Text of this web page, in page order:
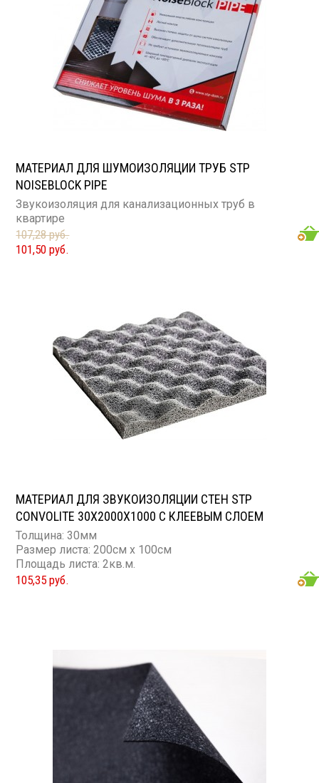
МАТЕРИАЛ ДЛЯ ШУМОИЗОЛЯЦИИ ТРУБ STP
NOISEBLOCK PIPE
Звукоизоляция для канализационных труб в
квартире
107,28 руб.
101,50 руб.
МАТЕРИАЛ ДЛЯ ЗВУКОИЗОЛЯЦИИ СТЕН STP
CONVOLITE 30X2000X1000 С КЛЕЕВЫМ СЛОЕМ
Толщина: 30мм
Размер листа: 200см х 100см
Площадь листа: 2кв.м.
105,35 руб.